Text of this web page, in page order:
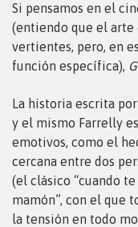
Si pensamos en el
(entiendo que el arte
vertientes, pero, en
función específica),
La historia escrita
y el mismo Farrelly
emotivos, como el
cercana entre dos
(el clásico “cuando
mamón”, con el que
la tensión en todo